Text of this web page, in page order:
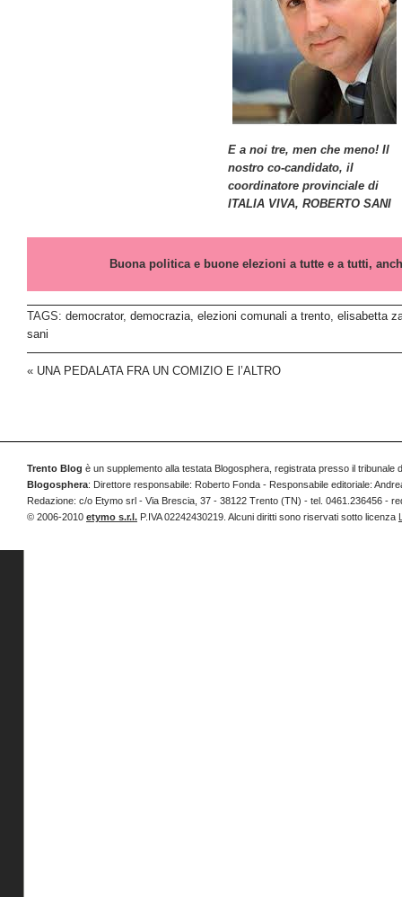
E a noi tre, men che meno! Il
nostro co-candidato, il
coordinatore provinciale di
ITALIA VIVA, ROBERTO SANI
Buona politica e buone elezioni a tutte e a tutti,
TAGS: democrator, democrazia, elezioni comunali a trento, elisabetta
sani
« UNA PEDALATA FRA UN COMIZIO E l’ALTRO
Trento Blog è un supplemento alla testata Blogosphera, registrata presso il tribunale
Blogosphera: Direttore responsabile: Roberto Fonda - Responsabile editoriale:
Redazione: c/o Etymo srl - Via Brescia, 37 - 38122 Trento (TN) - tel. 0461.236456 -
© 2006-2010 etymo s.r.l. P.IVA 02242430219. Alcuni diritti sono riservati sotto licenza